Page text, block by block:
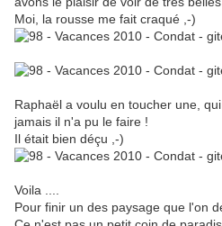
Moi, la rousse me fait craqué ,-)
Raphaël a voulu en toucher une,
jamais il n'a pu le faire !
Il était bien déçu ,-)
Voila ....
Pour finir un des paysage que l'on